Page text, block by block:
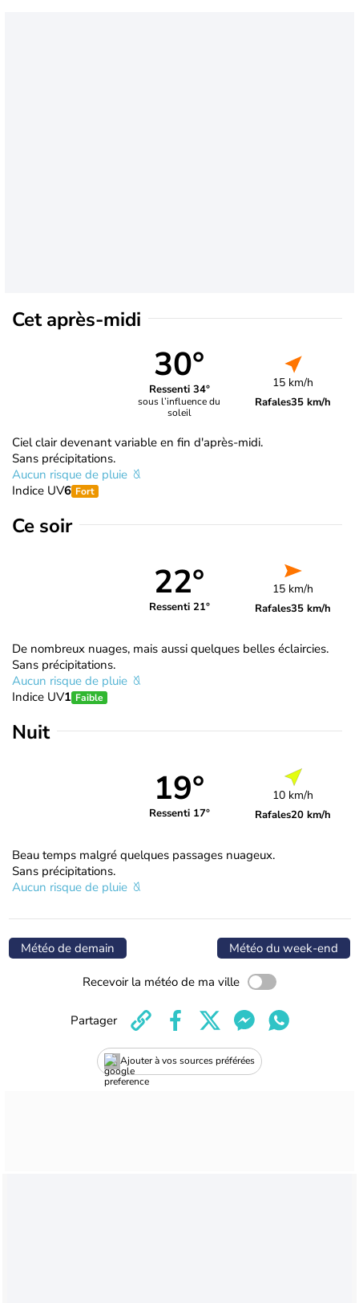
Cet après-midi
30°
Ressenti 34°
sous l’influence du
soleil
15 km/h
Rafales35 km/h
Ciel clair devenant variable en fin d'après-midi.
Sans précipitations.
Aucun risque de pluie
Indice UV6 Fort
Ce soir
22°
Ressenti 21°
15 km/h
Rafales35 km/h
De nombreux nuages, mais aussi quelques belles éclaircies.
Sans précipitations.
Aucun risque de pluie
Indice UV1 Faible
Nuit
19°
Ressenti 17°
10 km/h
Rafales20 km/h
Beau temps malgré quelques passages nuageux.
Sans précipitations.
Aucun risque de pluie
Météo de demain Météo du week-end
Recevoir la météo de ma ville
Ajouter à vos sources préférées
Partager